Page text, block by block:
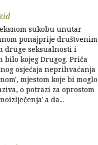
sukobu unutar
ponajprije društvenim
druge seksualnosti i
bilo kojeg Drugog. Priča
osjećaja neprihvaćanja
mjestom koje bi moglo
o potrazi za oprostom
a da...